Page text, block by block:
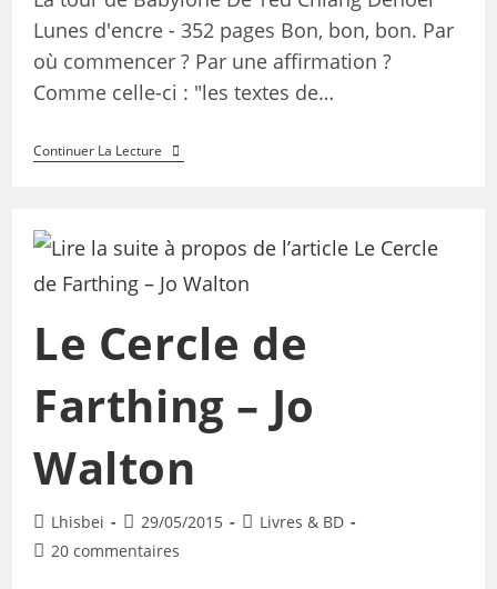
Lunes d'encre - 352 pages Bon, bon, bon. Par
où commencer ? Par une affirmation ?
Comme celle-ci : "les textes de…
Continuer La Lecture
Le Cercle de
Farthing – Jo
Walton
Lhisbei 29/05/2015
Livres & BD
20 commentaires